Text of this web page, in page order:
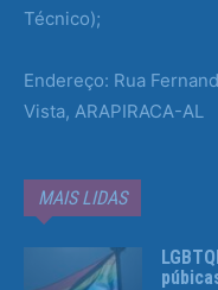
Técnico);
Endereço: Rua
Vista, ARAPIRACA-AL
MAIS LIDAS